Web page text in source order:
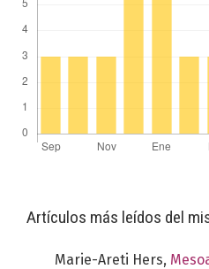
Artículos más leídos del
Marie-Areti Hers,